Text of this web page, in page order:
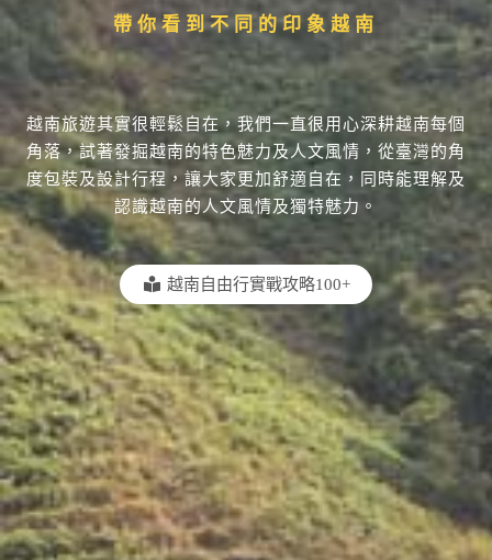
帶你看到不同的印象越南
越南旅遊其實很輕鬆自在，我們一直很用心深耕越南每個
角落，試著發掘越南的特色魅力及人文風情，從臺灣的角
度包裝及設計行程，讓大家更加舒適自在，同時能理解及
認識越南的人文風情及獨特魅力。
越南自由行實戰攻略100+